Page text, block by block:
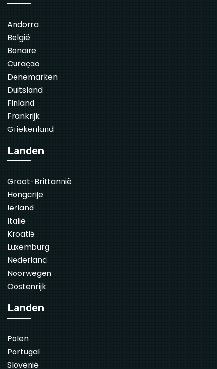
Andorra
België
Bonaire
Curaçao
Denemarken
Duitsland
Finland
Frankrijk
Griekenland
Landen
Groot-Brittannië
Hongarije
Ierland
Italië
Kroatië
Luxemburg
Nederland
Noorwegen
Oostenrijk
Landen
Polen
Portugal
Slovenië